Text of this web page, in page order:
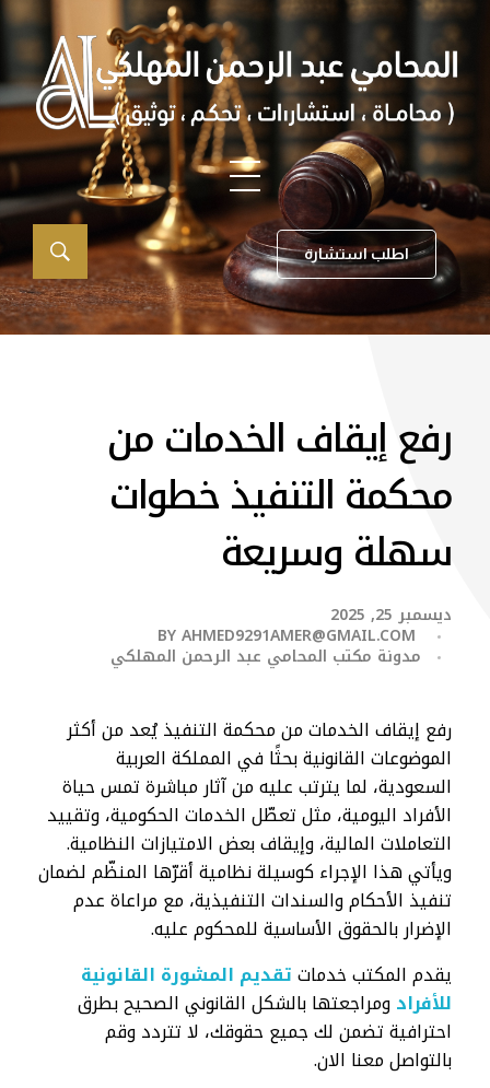
اطلب استشارة
رفع إيقاف الخدمات من
محكمة التنفيذ خطوات
سهلة وسريعة
ديسمبر 25, 2025
BYAHMED9291AMER@GMAIL.COM
مدونة مكتب المحامي عبد الرحمن المهلكي
رفع إيقاف الخدمات من محكمة التنفيذ يُعد من أكثر
الموضوعات القانونية بحثًا في المملكة العربية
السعودية، لما يترتب عليه من آثار مباشرة تمس حياة
الأفراد اليومية، مثل تعطّل الخدمات الحكومية، وتقييد
التعاملات المالية، وإيقاف بعض الامتيازات النظامية.
ويأتي هذا الإجراء كوسيلة نظامية أقرّها المنظّم لضمان
تنفيذ الأحكام والسندات التنفيذية، مع مراعاة عدم
الإضرار بالحقوق الأساسية للمحكوم عليه.
يقدم المكتب خدماتتقديم المشورة القانونية
للأفرادومراجعتها بالشكل القانوني الصحيح بطرق
احترافية تضمن لك جميع حقوقك، لا تتردد وقم
بالتواصل معنا الان.